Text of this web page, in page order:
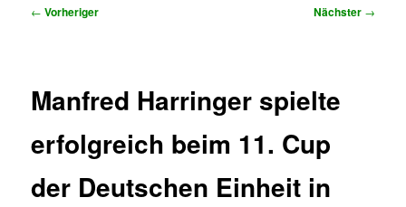
Beitragsnavigation
← Vorheriger Nächster →
Manfred Harringer spielte
erfolgreich beim 11. Cup
der Deutschen Einheit in